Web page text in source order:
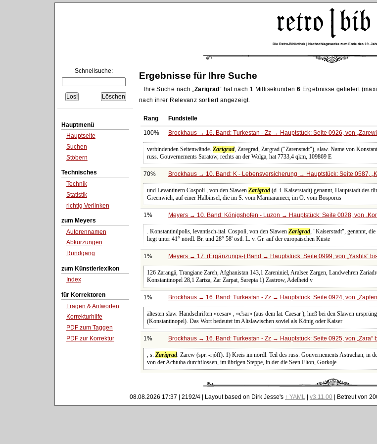
Die Retro-Bibliothek | Nachschlagewerke zum Ende des 19.
Schnellsuche:
Hauptmenü
Hauptseite
Suchen
Stöbern
Technisches
Technik
Statistik
richtig Verlinken
zum Meyers
Autorennamen
Abkürzungen
Rundgang
zum Künstlerlexikon
Index
für Korrektoren
Fragen & Antworten
Korrekturhilfe
PDF zum Taggen
PDF zur Korrektur
Ergebnisse für Ihre Suche
Ihre Suche nach Zarigrad hat nach 1 Millisekunden 6 Ergebnisse geliefert
nach ihrer Relevanz sortiert angezeigt.
Rang Fundstelle
100% Brockhaus → 16. Band: Turkestan - Zz → Hauptstück: Seite 0926, von
verbindenden Seitenwände.Zarigrad, Zaregrad, Zargrad ("Zarenstadt"), slaw. Name von
russ. Gouvernements Saratow, rechts an der Wolga, hat 7733,4 qkm, 109869 E
70% Brockhaus → 10. Band: K - Lebensversicherung → Hauptstück: Seite 0587,
und Levantinern Cospoli , von den SlawenZarigrad (d. i. Kaiserstadt) genannt, Hauptstadt des
Greenwich, auf einer Halbinsel, die im S. vom Marmarameer, im O. vom Bosporus
1% Meyers → 10. Band: Königshofen - Luzon → Hauptstück: Seite 0028, von
. Konstantinúpolis, levantisch-ital. Cospoli, von den SlawenZarigrad, "Kaiserstadt", genannt, die
liegt unter 41° nördl. Br. und 28° 58' östl. L. v. Gr. auf der europäischen Küste
1% Meyers → 17. (Ergänzungs-) Band → Hauptstück: Seite 0999, von Yashts
126 Zarangä, Trangiane Zareh, Afghanistan 143,1 Zareniniel, Aralsee Zargen, Landwehren
Konstantinopel 28,1 Zariza, Zar Zarpat, Sarepta 1) Zastrow, Adelheid v
1% Brockhaus → 16. Band: Turkestan - Zz → Hauptstück: Seite 0924, von
ältesten slaw. Handschriften «cesar» , «c'sar» (aus dem lat. Caesar ), hieß bei den Slawen
(Konstantinopel). Das Wort bedeutet im Altslawischen soviel als König oder Kaiser
1% Brockhaus → 16. Band: Turkestan - Zz → Hauptstück: Seite 0925, von Zara
, s.Zarigrad. Zarew (spr. -rjóff). 1) Kreis im nördl. Teil des russ. Gouvernements Astrachan, in
von der Achtuba durchflossen, im übrigen Steppe, in der die Seen Elton, Gorkoje
08.08.2026 17:37 | 2192/4 | Layout based on Dirk Jesse's ↑ YAML| v3.11.00 | Betreut von